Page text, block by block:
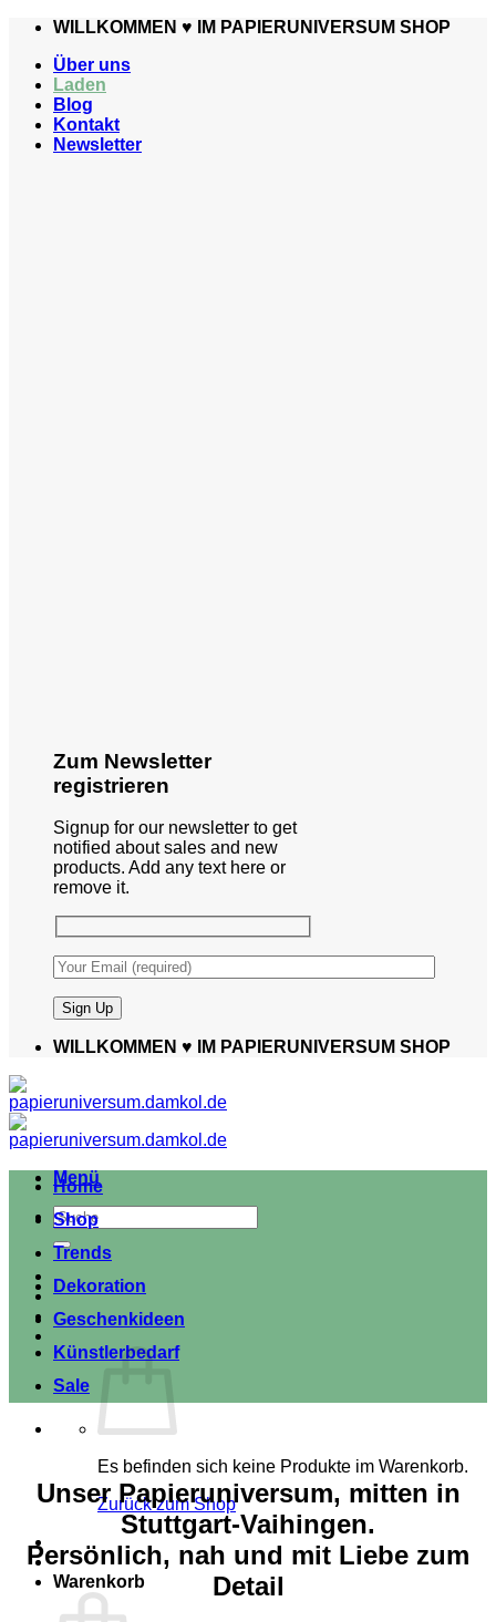
Zum
springen
WILLKOMMEN ♥️ IM PAPIERUNIVERSUM SHOP
Über uns
Laden
Blog
Kontakt
Newsletter
Zum Newsletter
registrieren
Signup for our newsletter to get
notified about sales and new
products. Add any text here or
remove it.
WILLKOMMEN ♥️ IM PAPIERUNIVERSUM SHOP
Menü
Suche
nach:
Es befinden sich keine Produkte im Warenkorb.
Zurück zum Shop
Warenkorb
Home
Shop
Trends
Dekoration
Geschenkideen
Künstlerbedarf
Sale
Unser Papieruniversum, mitten in
Stuttgart-Vaihingen.
Persönlich, nah und mit Liebe zum
Detail